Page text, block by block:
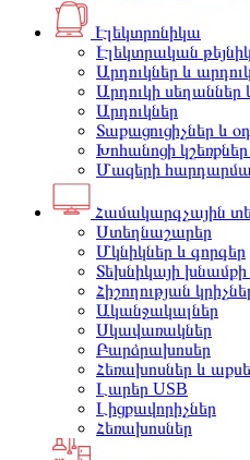
Էլեկտրոնիկա
Էլեկտրական
Արդուկներ և
Արդուկի սեղաններ
Արդուկներ
Տաքացուցիչներ և
Խոհանոցի
Մազերի
Համակարգչային
Ստեղնաշարեր
Մկնիկներ և գորգեր
Տեխնիկայի
Հիշողության
Ականջակալներ
Սկավառակներ
Բարձրախոսեր
Հեռախոսներ և
Լարեր USB
Լիցքավորիչներ
Հեռախոսներ